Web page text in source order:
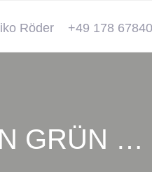
Röder +49 178
GRÜN …